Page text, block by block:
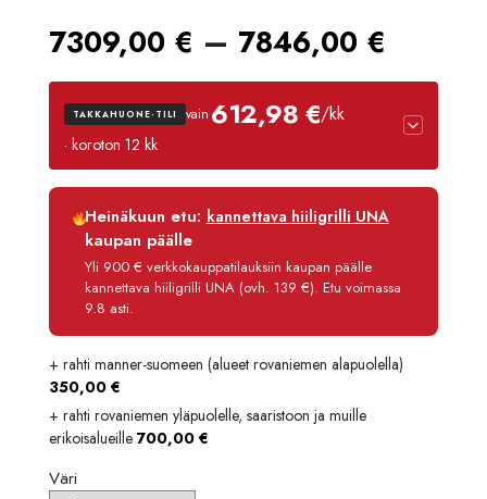
7309,00 € – 7846,00 €
TAKKAHUONE-TILI vain 612,98 €/kk
· koroton 12 kk
Luottoaika
12 kk
Korko
Käsittelymaksu
3,90 €/kk
Maksettava yhteensä
7 355,80 €
Heinäkuun etu: kannettava hiiligrilli UNA
kaupan päälle
Yli 900 € verkkokauppatilauksiin kaupan päälle
kannettava hiiligrilli UNA (ovh. 139 €). Etu voimassa
9.8 asti.
+ rahti manner-suomeen (alueet rovaniemen alapuolella)
350,00 €
+ rahti rovaniemen yläpuolelle, saaristoon ja muille
erikoisalueille 700,00 €
Väri